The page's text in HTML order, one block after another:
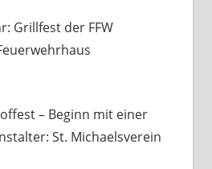
Grillfest der FFW
– Beginn mit einer
St. Michaelsverein